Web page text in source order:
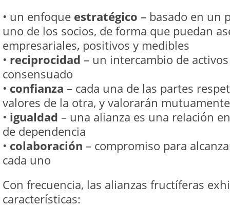
• un enfoque estratégico – basado en un
uno de los socios, de forma que puedan
empresariales, positivos y medibles
• reciprocidad – un intercambio de
consensuado
• confianza – cada una de las partes
valores de la otra, y valorarán
• igualdad – una alianza es una relación
de dependencia
• colaboración – compromiso para
cada uno
Con frecuencia, las alianzas fructíferas
características: